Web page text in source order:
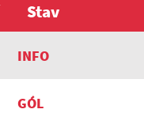
Stav
INFO
GÓL